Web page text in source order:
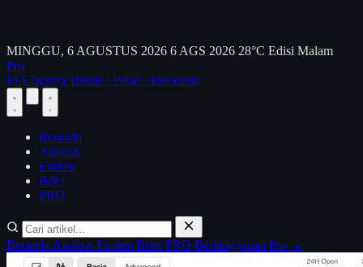
MINGGU, 6 AGUSTUS 2026 6 AGS 2026 28°C Edisi Malam
Pro
FEEDberry Bisnis · Pasar · Indonesia
Beranda
Analisis
Emiten
Brief
PRO
Beranda Analisis Emiten BriefPRO Berlangganan Pro →